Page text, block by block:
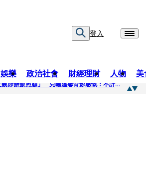
登入
娛樂 政治社會 財經理財 人物 美
廖峻中風前妻「父親節餵飯照顧」 兒曬溫馨背影感慨：不計前嫌的真愛